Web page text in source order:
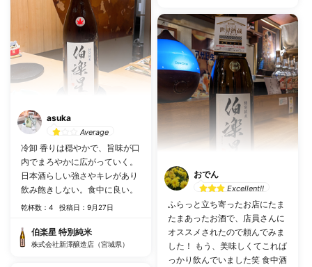
asuka
Average
冷卸 香りは穏やかで、旨味が口
内でまろやかに広がっていく。
日本酒らしい強さやキレがあり
飲み飽きしない。食中に良い。
乾杯数：4 投稿日：9月27日
伯楽星 特別純米
株式会社新澤醸造店（宮城県）
おでん
Excellent!!
ふらっと立ち寄ったお店にたま
たまあったお酒で、店員さんに
オススメされたので頼んでみま
した！ もう、美味しくてこれば
っかり飲んでいました笑 食中酒